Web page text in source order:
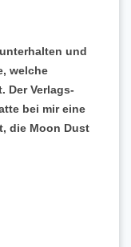
und
welche
Der Verlags-
bei mir eine
die Moon Dust